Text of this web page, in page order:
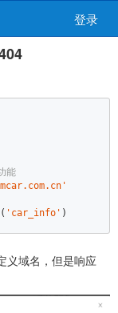
登录
功能
'car_info' )
义域名，但是响应